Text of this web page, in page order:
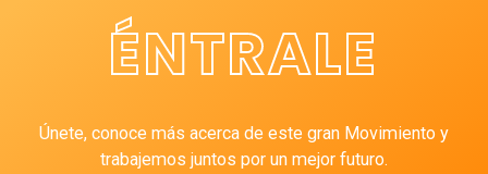
ÉNTRALE
Únete, conoce más acerca de este gran Movimiento y
trabajemos juntos por un mejor futuro.